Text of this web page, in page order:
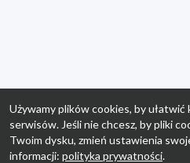
Używamy plików cookies, by ułatwić
serwisów. Jeśli nie chcesz, by pliki
Twoim dysku, zmień ustawienia
informacji: polityka prywatności.